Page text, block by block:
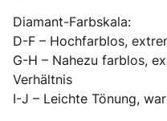
Diamant-Farbskala:
D-F – Hochfarblos,
G-H – Nahezu farblos,
Verhältnis
I-J – Leichte Tönung,